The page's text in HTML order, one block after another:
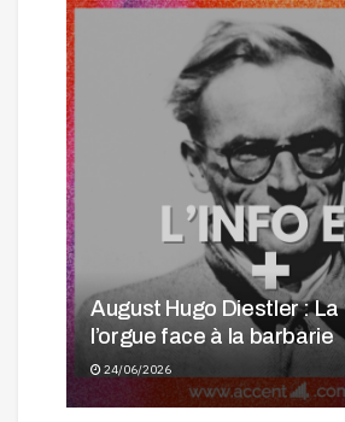
August Hugo Diestler : La
l’orgue face à la barbarie
24/06/2026